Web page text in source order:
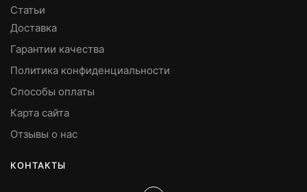
Статьи
Доставка
Гарантии качества
Политика конфиденциальности
Способы оплаты
Карта сайта
Отзывы о нас
КОНТАКТЫ